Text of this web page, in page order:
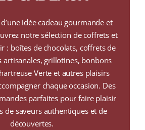
idée cadeau gourmande et
notre sélection de coffrets et
: boîtes de chocolats, coffrets de
artisanales, grillotines, bonbons
Verte et autres plaisirs
chaque occasion. Des
parfaites pour faire plaisir
de saveurs authentiques et de
découvertes.